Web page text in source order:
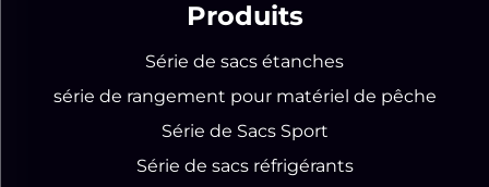
Produits
Série de sacs étanches
série de rangement pour matériel de pêche
Série de Sacs Sport
Série de sacs réfrigérants